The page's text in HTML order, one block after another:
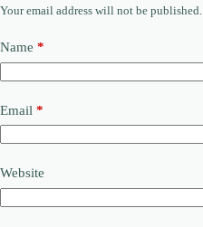
Your email address will not be published.
Name *
Email *
Website